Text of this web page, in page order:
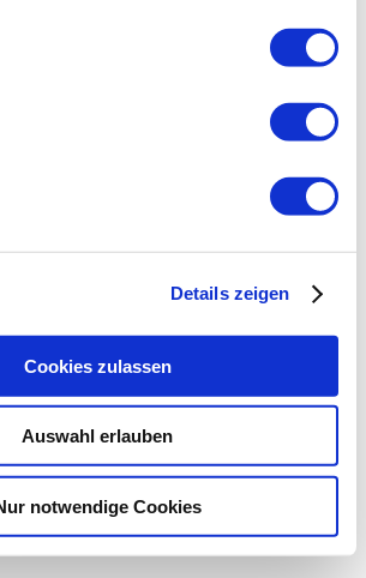
Details zeigen
Cookies zulassen
Auswahl erlauben
notwendige Cookies